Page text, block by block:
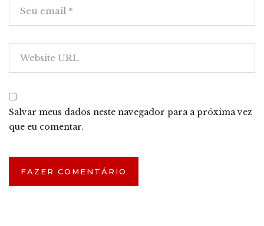
Salvar meus dados neste navegador para a próxima vez
que eu comentar.